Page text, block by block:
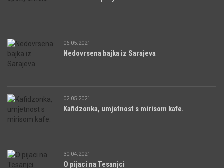
06.05.2021
Nedovrsena bajka iz Sarajeva
02.05.2021
Kafidzonka, umjetnost s mirisom kafe.
30.04.2021
O pijaci na Tesanjci